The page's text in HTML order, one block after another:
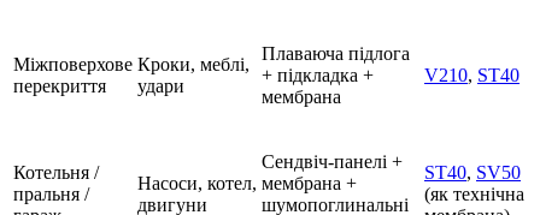
Міжповерхове
перекриття
Кроки, меблі,
удари
Плаваюча підлога
+ підкладка +
мембрана
V210, ST40
Котельня /
пральня /
Насоси, котел,
двигуни
Сендвіч-панелі +
мембрана +
шумопоглинальні
ST40, SV50
(як технічна